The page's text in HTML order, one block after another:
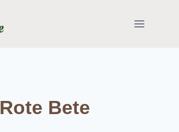
Rote Bete